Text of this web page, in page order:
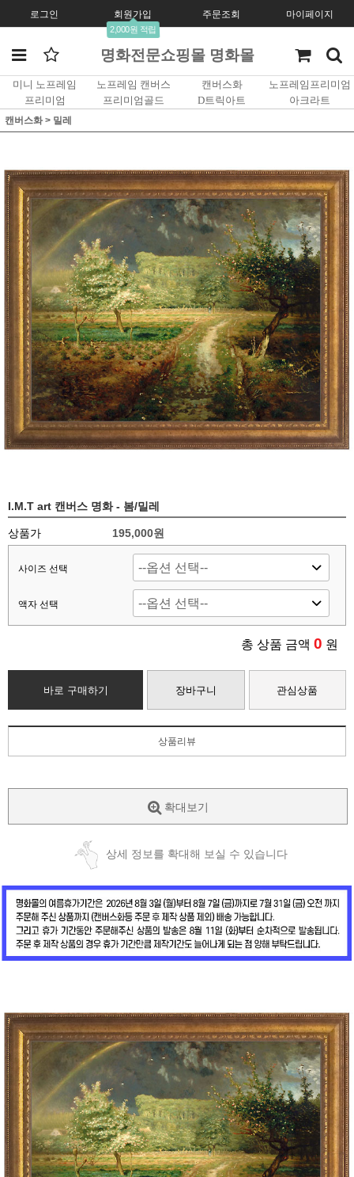
로그인 회원가입
2,000원 적립
주문조회 마이페이지
명화전문쇼핑몰 명화몰
미니 노프레임 노프레임 캔버스 캔버스화
노프레임프리미엄
프리미엄
프리미엄골드 D트릭아트 아크라트
캔버스화> 밀레
I.M.T art 캔버스 명화 - 봄/밀레
상품가 195,000원
사이즈 선택
액자 선택
총 상품 금액 0 원
바로 구매하기 장바구니 관심상품
상품리뷰
확대보기
상세 정보를 확대해 보실 수 있습니다